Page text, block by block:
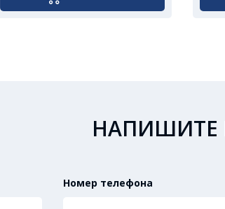
НАПИШИТЕ
Номер телефона